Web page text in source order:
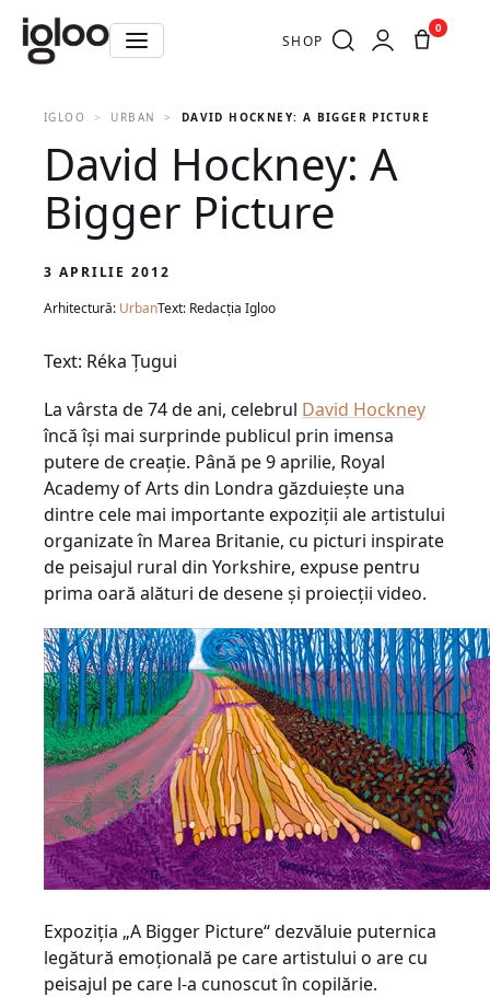
SHOP
0
IGLOO URBAN DAVID HOCKNEY: A BIGGER PICTURE
David Hockney: A
Bigger Picture
3 APRILIE 2012
Arhitectură: UrbanText: Redacția Igloo
Text: Réka Ţugui
La vârsta de 74 de ani, celebrul David Hockney
încă îşi mai surprinde publicul prin imensa
putere de creaţie. Până pe 9 aprilie, Royal
Academy of Arts din Londra găzduieşte una
dintre cele mai importante expoziţii ale artistului
organizate în Marea Britanie, cu picturi inspirate
de peisajul rural din Yorkshire, expuse pentru
prima oară alături de desene şi proiecţii video.
Expoziţia „A Bigger Picture“ dezvăluie puternica
legătură emoţională pe care artistului o are cu
peisajul pe care l-a cunoscut în copilărie.